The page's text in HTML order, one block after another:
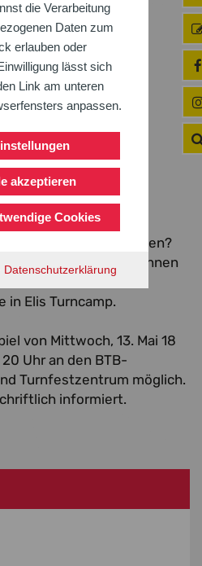
die Verarbeitung
Daten zum
erlauben oder
lässt sich
Link am unteren
anpassen.
akzeptieren
Cookies
Datenschutzerklärung
DBW
an einem exklusiven
Eli Seitz teilnehmen?
euer Verein gewinnen
in Elis Turncamp.
von Mittwoch, 13. Mai 18
Uhr an den BTB-
Turnfestzentrum möglich.
informiert.